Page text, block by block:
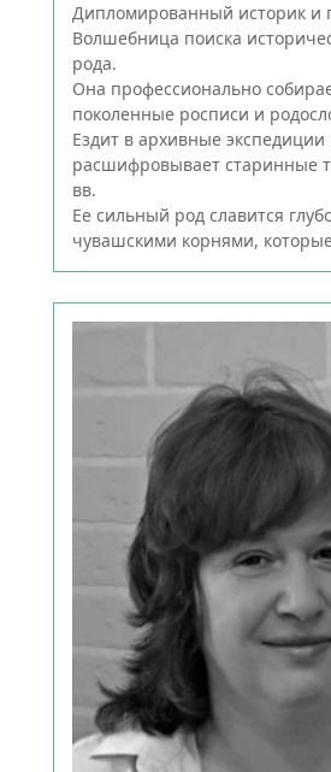
Дипломированный историк и
Волшебница поиска
рода.
Она профессионально
поколенные росписи и
Ездит в архивные экспедиции
расшифровывает старинные
вв.
Ее сильный род славится
чувашскими корнями,